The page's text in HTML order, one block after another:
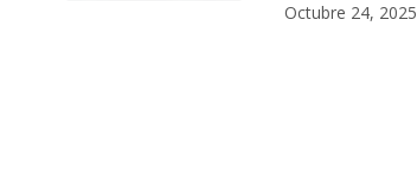
Octubre 24, 2025